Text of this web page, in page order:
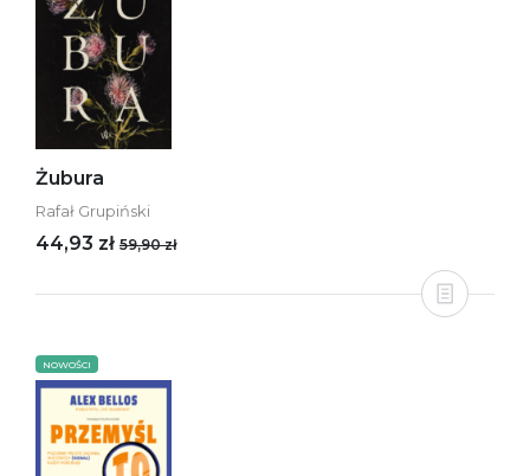
Żubura
Rafał Grupiński
44,93 zł 59,90 zł
NOWOŚCI